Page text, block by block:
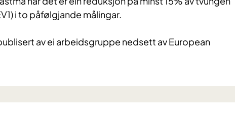
i to påfølgjande målingar.
av ei arbeidsgruppe nedsett av European